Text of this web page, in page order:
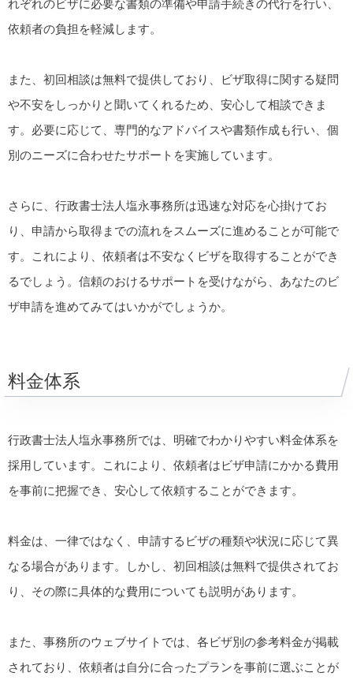
れぞれのビザに必要な書類の準備や申請手続きの代行を行い、
依頼者の負担を軽減します。
また、初回相談は無料で提供しており、ビザ取得に関する疑問
や不安をしっかりと聞いてくれるため、安心して相談できま
す。必要に応じて、専門的なアドバイスや書類作成も行い、個
別のニーズに合わせたサポートを実施しています。
さらに、行政書士法人塩永事務所は迅速な対応を心掛けてお
り、申請から取得までの流れをスムーズに進めることが可能で
す。これにより、依頼者は不安なくビザを取得することができ
るでしょう。信頼のおけるサポートを受けながら、あなたのビ
ザ申請を進めてみてはいかがでしょうか。
料金体系
行政書士法人塩永事務所では、明確でわかりやすい料金体系を
採用しています。これにより、依頼者はビザ申請にかかる費用
を事前に把握でき、安心して依頼することができます。
料金は、一律ではなく、申請するビザの種類や状況に応じて異
なる場合があります。しかし、初回相談は無料で提供されてお
り、その際に具体的な費用についても説明があります。
また、事務所のウェブサイトでは、各ビザ別の参考料金が掲載
されており、依頼者は自分に合ったプランを事前に選ぶことが